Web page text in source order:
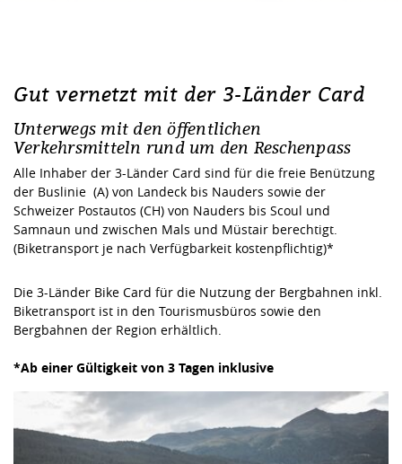
Gut vernetzt mit der 3-Länder Card
Unterwegs mit den öffentlichen
Verkehrsmitteln rund um den Reschenpass
Alle Inhaber der 3-Länder Card sind für die freie Benützung
der Buslinie (A) von Landeck bis Nauders sowie der
Schweizer Postautos (CH) von Nauders bis Scoul und
Samnaun und zwischen Mals und Müstair berechtigt.
(Biketransport je nach Verfügbarkeit kostenpflichtig)*
Die 3-Länder Bike Card für die Nutzung der Bergbahnen inkl.
Biketransport ist in den Tourismusbüros sowie den
Bergbahnen der Region erhältlich.
*Ab einer Gültigkeit von 3 Tagen inklusive